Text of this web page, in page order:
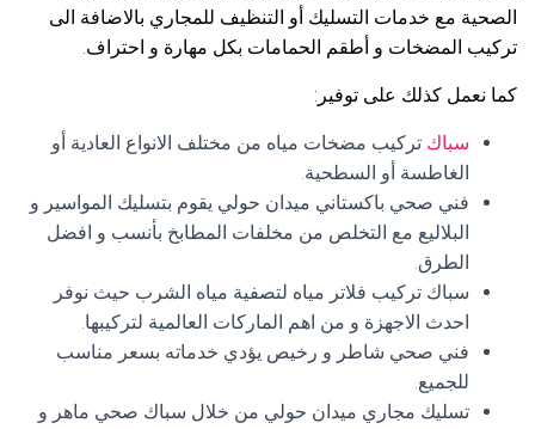
الصحية مع خدمات التسليك أو التنظيف للمجاري بالاضافة الى
تركيب المضخات و أطقم الحمامات بكل مهارة و احتراف.
كما نعمل كذلك على توفير:
سباك تركيب مضخات مياه من مختلف الانواع العادية أو
الغاطسة أو السطحية.
فني صحي باكستاني ميدان حولي يقوم بتسليك المواسير و
البلاليع مع التخلص من مخلفات المطابخ بأنسب و افضل
الطرق.
سباك تركيب فلاتر مياه لتصفية مياه الشرب حيث نوفر
احدث الاجهزة و من اهم الماركات العالمية لتركيبها.
فني صحي شاطر و رخيص يؤدي خدماته بسعر مناسب
للجميع.
تسليك مجاري ميدان حولي من خلال سباك صحي ماهر و